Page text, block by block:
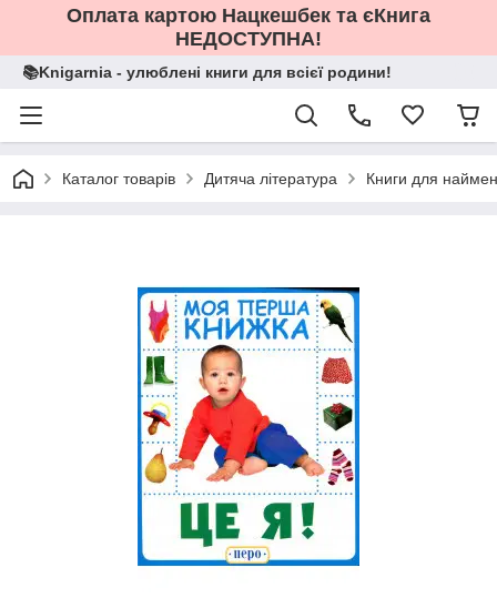
Оплата картою Нацкешбек та єКнига
НЕДОСТУПНА!
📚Knigarnia - улюблені книги для всієї родини!
Каталог товарів Дитяча література Книги для